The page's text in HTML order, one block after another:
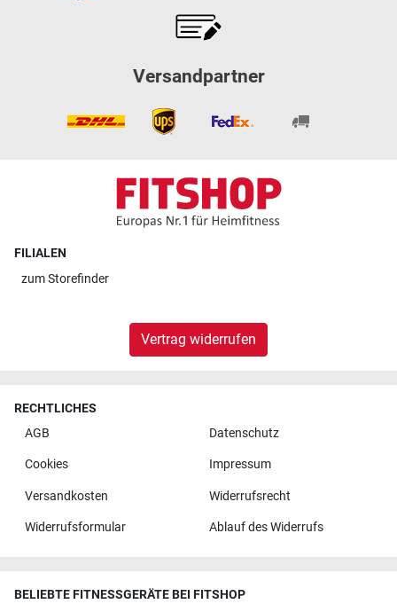
Versandpartner
FILIALEN
zumStorefinder
Vertrag widerrufen
RECHTLICHES
AGB
Datenschutz
Cookies Impressum
Versandkosten Widerrufsrecht
Widerrufsformular Ablauf des Widerrufs
BELIEBTE FITNESSGERÄTE BEI FITSHOP